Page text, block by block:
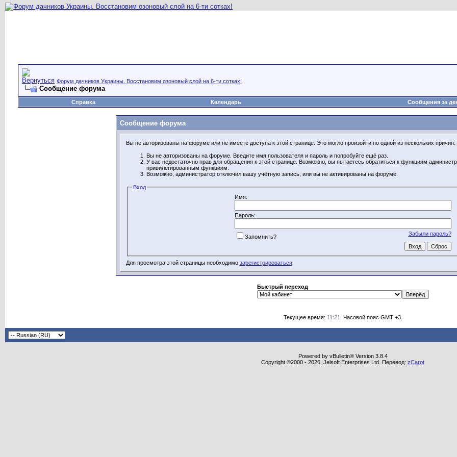
Форум дачников Украины. Восстановим озоновый слой на 6-ти сотках!
Сообщение форума
Справка Календарь Сообщения за
Сообщение форума
Вы не авторизованы на форуме или не имеете доступа к этой странице. Это могло произойти по одной из нескольких причин:
Вы не авторизованы на форуме. Введите имя пользователя и пароль и попробуйте ещё раз.
У вас недостаточно прав для обращения к этой странице. Возможно, вы пытаетесь обратиться к функциям
привилегированным функциям.
Возможно, администратор отключил вашу учётную запись, или вы не активированы на форуме.
Вход
Имя:
Пароль:
Забыли пароль?
Запомнить?
Для просмотра этой страницы необходимо зарегистрироваться.
Быстрый переход
Текущее время: 11:21 . Часовой пояс GMT +3.
Powered by vBulletin® Version 3.8.4
Copyright ©2000 - 2026, Jelsoft Enterprises Ltd. Перевод: zCarot